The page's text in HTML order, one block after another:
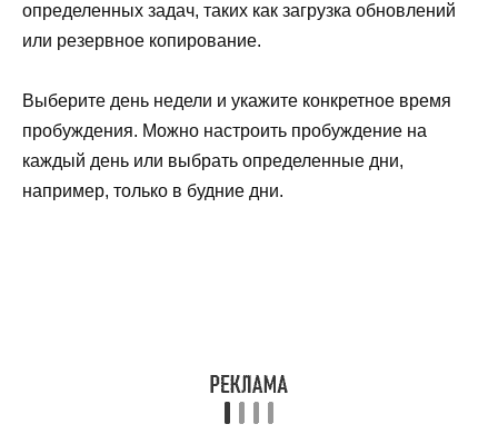
определенных задач, таких как загрузка обновлений
или резервное копирование.
Выберите день недели и укажите конкретное время
пробуждения. Можно настроить пробуждение на
каждый день или выбрать определенные дни,
например, только в будние дни.